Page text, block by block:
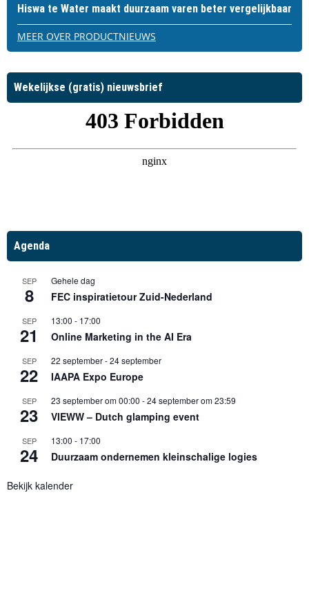
Hiswa te Water maakt duurzaam varen beter vergelijkbaar
MEER OVER PRODUCTNIEUWS
Wekelijkse (gratis) nieuwsbrief
Agenda
SEP
8
Gehele dag
FEC inspiratietour Zuid-Nederland
SEP
21
13:00 - 17:00
Online Marketing in the AI Era
SEP
22
22 september-24 september
IAAPA Expo Europe
SEP
23
23 september om 00:00 -24 september om 23:59
VIEWW – Dutch glamping event
SEP
24
13:00 - 17:00
Duurzaam ondernemen kleinschalige logies
Bekijk kalender